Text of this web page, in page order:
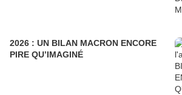
2026 : UN BILAN MACRON ENCORE
PIRE QU’IMAGINÉ